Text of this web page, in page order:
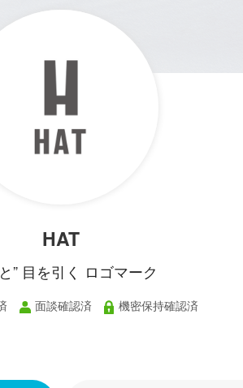
HAT
” 目を引く ロゴマーク
面談確認済 機密保持確認済